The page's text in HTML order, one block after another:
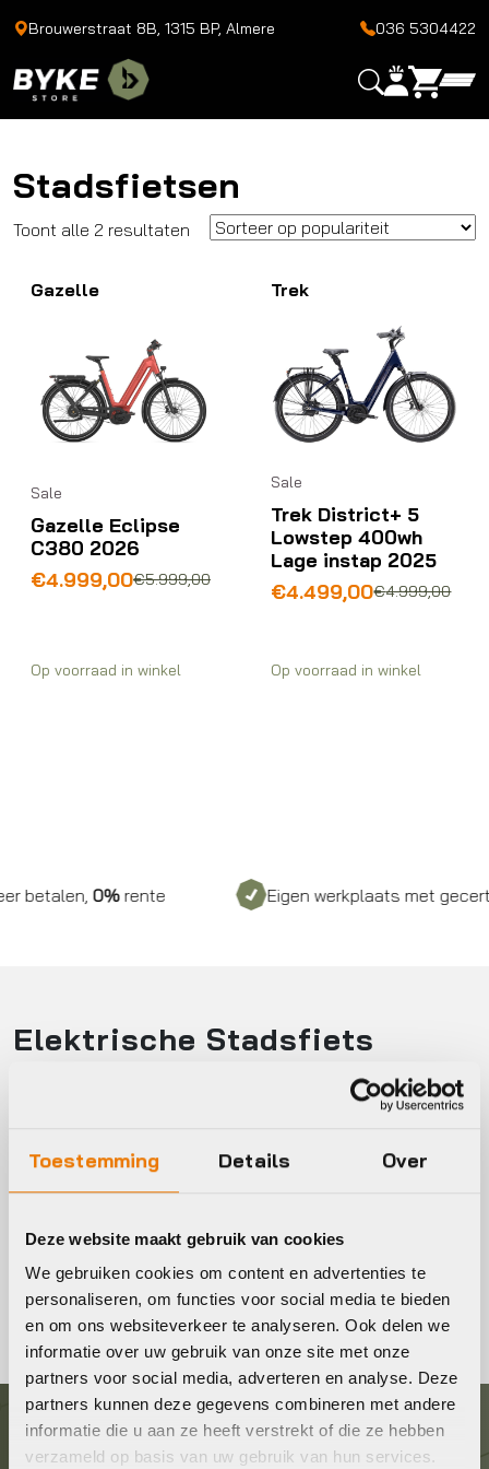
Toestemming Details Over
Deze website maakt gebruik van cookies
We gebruiken cookies om content en advertenties te
personaliseren, om functies voor social media te bieden
en om ons websiteverkeer te analyseren. Ook delen we
informatie over uw gebruik van onze site met onze
partners voor social media, adverteren en analyse. Deze
partners kunnen deze gegevens combineren met andere
informatie die u aan ze heeft verstrekt of die ze hebben
verzameld op basis van uw gebruik van hun services.
Brouwerstraat 8B, 1315 BP, Almere 036 5304422
Stadsfietsen
Toont alle 2 resultaten Gesorteerd
populariteit
Gazelle
Sale
Gazelle Eclipse
C380 2026
€5.999,00
Oorspronkelijke
€4.999,00
Huidige
Op voorraad in winkel
Trek
Sale
Trek District+ 5
Lowstep 400wh
Lage instap 2025
€4.999,00
Oorspronkelijke
€4.999,00.
€4.499,00
Huidige
€4.499,00.
Op voorraad in winkel
0%rente Eigen werkplaats met
Elektrische Stadsfiets
online of in onze winkel het ruime assortiment elektrische
stadsfietsen. Wilt u een proefrit maken? Geen probleem,
Tevens krijgt u bij aankoop van een nieuwe fiets een
GRATIS Servicepakket.
Graag in contact komen?